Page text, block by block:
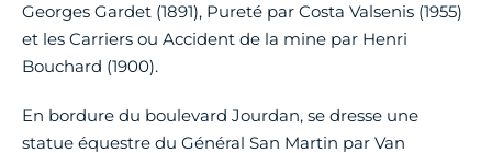
Georges Gardet (1891), Pureté par Costa Valsenis (1955)
et les Carriers ou Accident de la mine par Henri
Bouchard (1900).
En bordure du boulevard Jourdan, se dresse une
statue équestre du Général San Martin par Van